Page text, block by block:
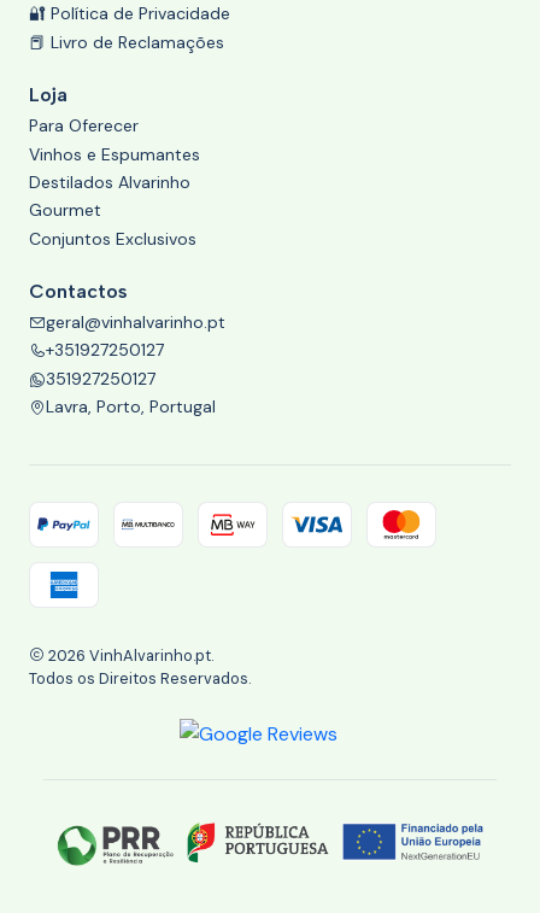
🔐 Política de Privacidade
📕 Livro de Reclamações
Loja
Para Oferecer
Vinhos e Espumantes
Destilados Alvarinho
Gourmet
Conjuntos Exclusivos
Contactos
geral@vinhalvarinho.pt
+351927250127
351927250127
Lavra, Porto, Portugal
2026 VinhAlvarinho.pt.
Todos os Direitos Reservados.